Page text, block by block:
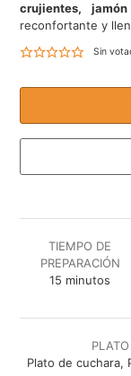
crujientes,
reconfortante y
Sin
TIEMPO DE
PREPARACIÓN
15 minutos
minutos
PLATO
Plato de cuchara,